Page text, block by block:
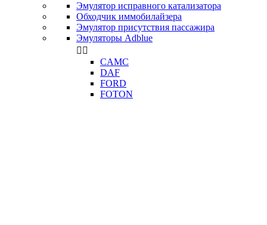
Эмулятор исправного катализатора
Обходчик иммобилайзера
Эмулятор присутствия пассажира
Эмуляторы Adblue
 
CAMC
DAF
FORD
FOTON